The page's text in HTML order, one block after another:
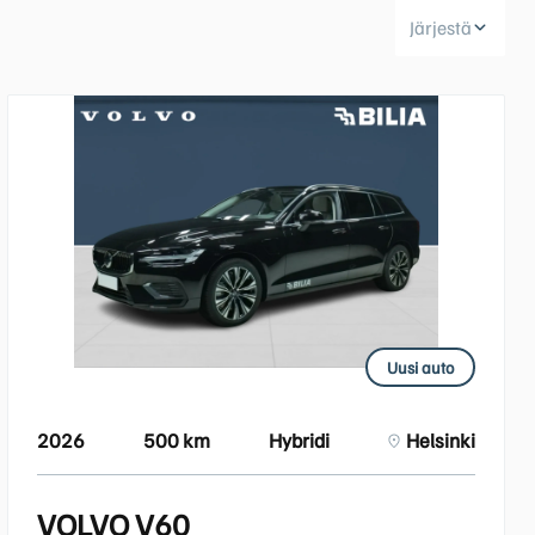
Koeajopalvelu
Bilian yksityisleasinglaskuri
Volvo Huoltosopimus
Järjestä
Uusi auto
2026 500 km Hybridi Helsinki
VOLVO V60